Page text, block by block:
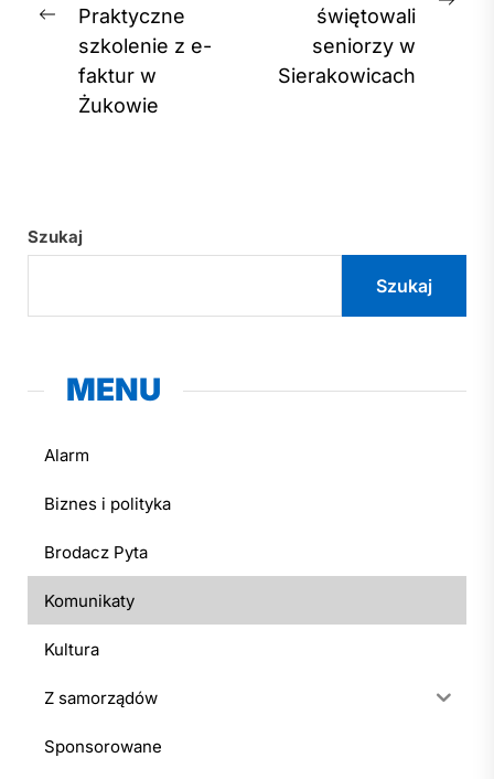
Previous
post:
Praktyczne
szkolenie z e-
faktur w
Żukowie
świętowali
seniorzy w
Sierakowicach
Szukaj
Szukaj
MENU
Alarm
Biznes i polityka
Brodacz Pyta
Komunikaty
Kultura
Z samorządów
Sponsorowane